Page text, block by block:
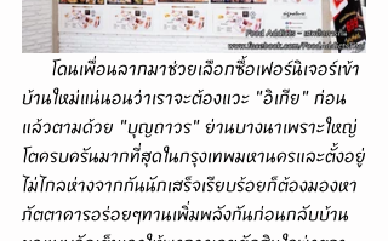
บ้านใหม่แน่นอนว่าเราจะต้องแวะ "อิเกีย" ก่อน
แล้วตามด้วย "บุญถาวร" ย่านบางนาเพราะใหญ่
โตครบครันมากที่สุดในกรุงเทพมหานครและตั้งอยู่
ไม่ไกลห่างจากกันนักเสร็จเรียบร้อยก็ต้องมองหา
ภัตตาคารอร่อยๆทานเพิ่มพลังกันก่อนกลับบ้าน